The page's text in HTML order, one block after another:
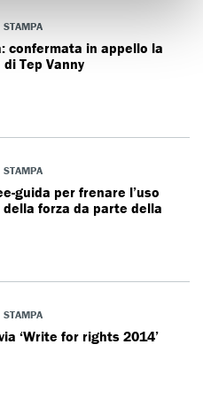
confermata in appello la
Tep Vanny
guida per frenare l’uso
della forza da parte della
‘Write for rights 2014’